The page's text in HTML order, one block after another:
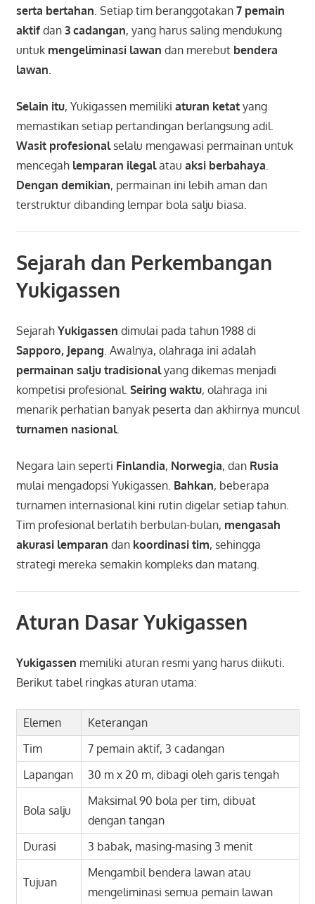
serta bertahan. Setiap tim beranggotakan 7 pemain
aktifdan 3 cadangan, yang harus saling mendukung
untuk mengeliminasi lawan dan merebut bendera
lawan.
Selain itu, Yukigassen memiliki aturan ketatyang
memastikan setiap pertandingan berlangsung adil.
Wasit profesionalselalu mengawasi permainan untuk
mencegah lemparan ilegalatau aksi berbahaya.
Dengan demikian, permainan ini lebih aman dan
terstruktur dibanding lempar bola salju biasa.
Sejarah dan Perkembangan
Yukigassen
Sejarah Yukigassen dimulai pada tahun 1988 di
Sapporo, Jepang. Awalnya, olahraga ini adalah
permainan salju tradisionalyang dikemas menjadi
kompetisi profesional. Seiring waktu, olahraga ini
menarik perhatian banyak peserta dan akhirnya muncul
turnamen nasional.
Negara lain seperti Finlandia, Norwegia, dan Rusia
mulai mengadopsi Yukigassen. Bahkan, beberapa
turnamen internasional kini rutin digelar setiap tahun.
Tim profesional berlatih berbulan-bulan, mengasah
akurasi lemparan dan koordinasi tim, sehingga
strategi mereka semakin kompleks dan matang.
Aturan Dasar Yukigassen
Yukigassen memiliki aturan resmi yang harus diikuti.
Berikut tabel ringkas aturan utama:
Elemen
Keterangan
Tim
7 pemain aktif, 3 cadangan
Lapangan
30 m x 20 m, dibagi oleh garis tengah
Bola salju
Maksimal 90 bola per tim, dibuat
dengan tangan
Durasi
3 babak, masing-masing 3 menit
Tujuan
Mengambil bendera lawan atau
mengeliminasi semua pemain lawan